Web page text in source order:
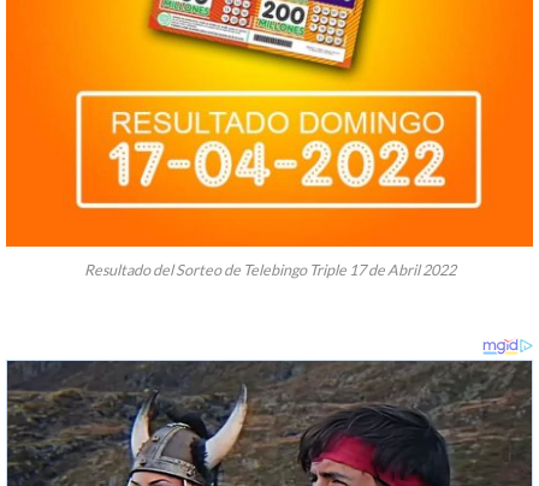
Resultado del Sorteo de Telebingo Triple 17 de Abril 2022